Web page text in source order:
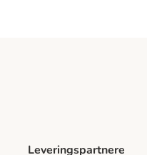
Leveringspartnere